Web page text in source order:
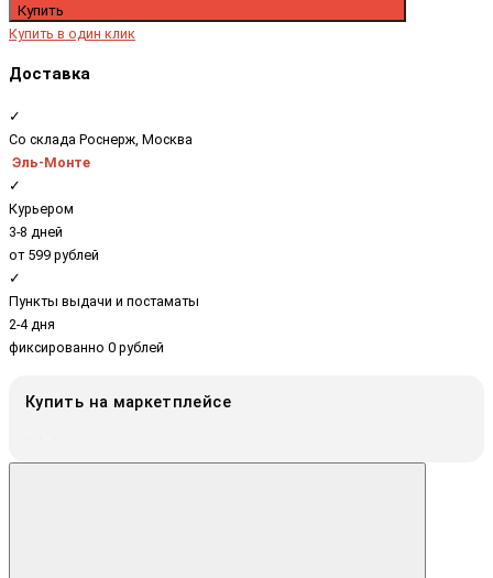
Купить
Купить в один клик
Доставка
✓
Со склада Роснерж, Москва
Эль-Монте
✓
Курьером
3-8 дней
от 599 рублей
✓
Пункты выдачи и постаматы
2-4 дня
фиксированно 0 рублей
Купить на маркетплейсе